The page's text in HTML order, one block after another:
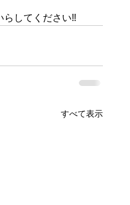
らしてください‼
すべて表示